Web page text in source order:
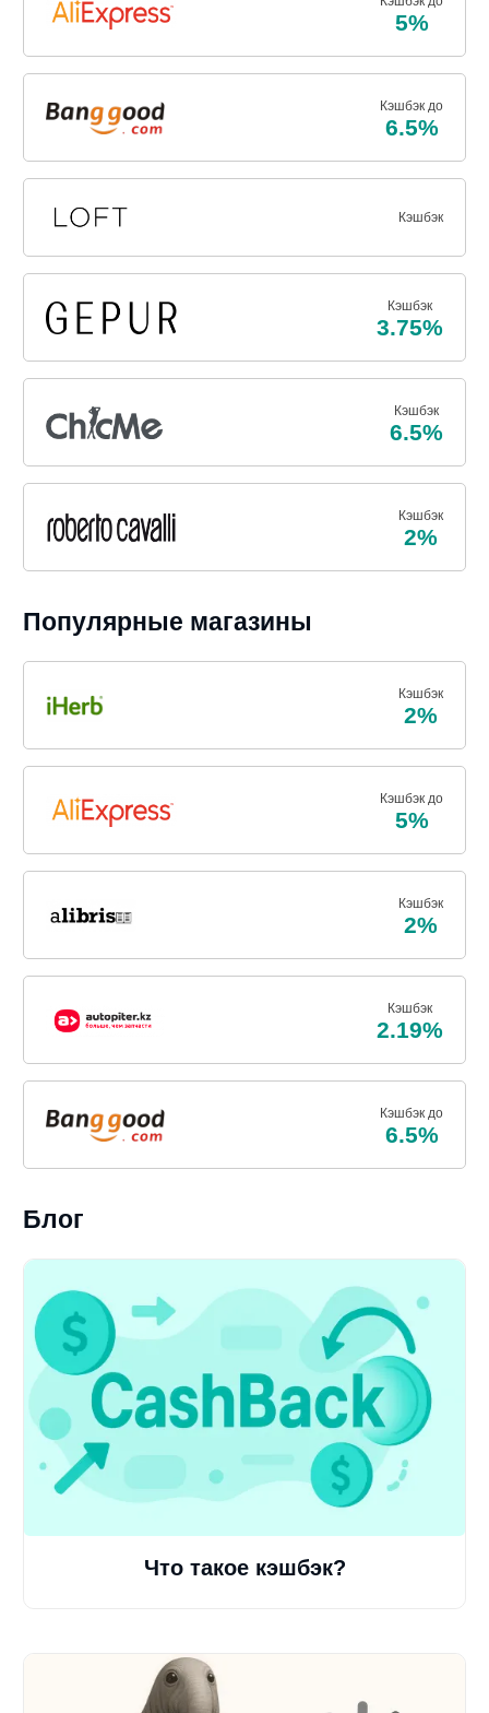
5%
Кэшбэк до
6.5%
Кэшбэк
Кэшбэк
3.75%
Кэшбэк
6.5%
Кэшбэк
2%
Популярные магазины
Кэшбэк
2%
Кэшбэк до
5%
Кэшбэк
2%
Кэшбэк
2.19%
Кэшбэк до
6.5%
Блог
Что такое кэшбэк?